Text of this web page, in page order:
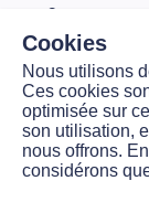
Collecticity,
Cookies
Nous utilisons
Ces cookies
optimisée sur
son utilisation,
nous offrons.
considérons